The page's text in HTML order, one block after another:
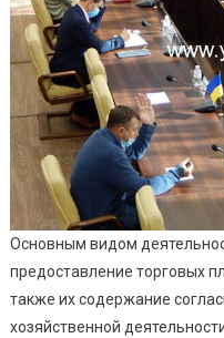
Основным видом
предоставление торговых
также их содержание
хозяйственной